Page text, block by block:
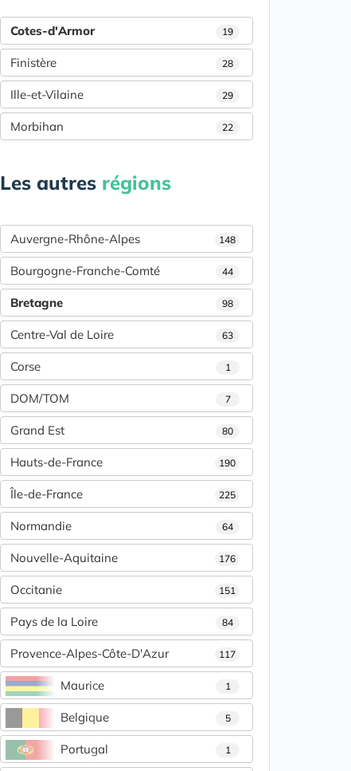
Cotes-d'Armor 19
Finistère 28
Ille-et-Vilaine 29
Morbihan 22
Les autres régions
Auvergne-Rhône-Alpes 148
Bourgogne-Franche-Comté 44
Bretagne 98
Centre-Val de Loire 63
Corse 1
DOM/TOM 7
Grand Est 80
Hauts-de-France 190
Île-de-France 225
Normandie 64
Nouvelle-Aquitaine 176
Occitanie 151
Pays de la Loire 84
Provence-Alpes-Côte-D'Azur 117
Maurice 1
Belgique 5
Portugal 1